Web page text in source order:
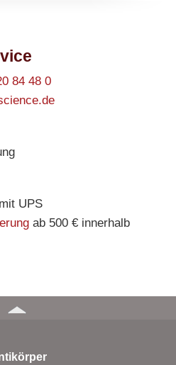
84 48 0
UPS
ab 500 € innerhalb